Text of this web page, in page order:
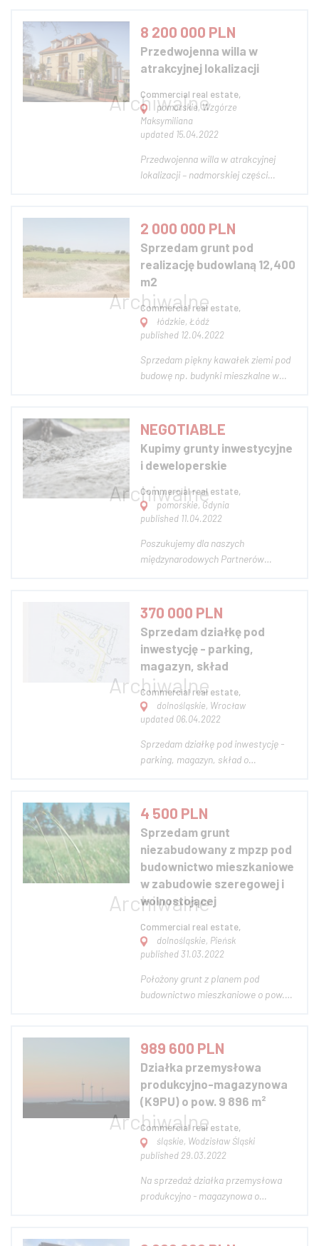
8 200 000 PLN
Przedwojenna willa w
atrakcyjnej lokalizacji
Commercial real estate,
pomorskie, Wzgórze
Maksymiliana
updated 15.04.2022
Przedwojenna willa w atrakcyjnej
lokalizacji – nadmorskiej części
z najbardziej prestiżowych dzielnic
miasta. Willa położona jest w
sąsiedztwie domów o niskiej
zabudowie, która dosk...
2 000 000 PLN
Sprzedam grunt pod
realizację budowlaną 12,400
m2
Commercial real estate,
łódzkie, Łódź
published 12.04.2022
Sprzedam piękny kawałek ziemi pod
budowę np. budynki mieszkalne w
Tuszyna koło Łodzi. W pobliżu CH
PTAK. Cała sieć sklepów w Tuszynie.
I tuż obok 2 stadniny koni. Zdjęcie
poglą...
NEGOTIABLE
Kupimy grunty inwestycyjne
i deweloperskie
Commercial real estate,
pomorskie, Gdynia
published 11.04.2022
Poszukujemy dla naszych
międzynarodowych Partnerów
PLANISTYKA: Preferowane są grunty
z miejscowym planem
zagospodarowania przestrzennego
(mpzp) lub warunkami zabudowy –
WZ. W przypadku ba...
370 000 PLN
Sprzedam działkę pod
inwestycję - parking,
magazyn, skład
Commercial real estate,
dolnośląskie, Wrocław
updated 06.04.2022
Sprzedam działkę pod inwestycję -
parking, magazyn, skład o
Nieruchomość przylega do osiedla
mieszkaniowego nie posiadającego
parkingu zewnętrznego. Wokół
działki powstają kolejn...
4 500 PLN
Sprzedam grunt
niezabudowany z mpzp pod
budownictwo mieszkaniowe
w zabudowie szeregowej i
wolnostojącej
Commercial real estate,
dolnośląskie, Pieńsk
published 31.03.2022
Położony grunt z planem pod
budownictwo mieszkaniowe o pow.
gdzie jest budowany nowy most na
rzece Nysa Łużycka. Teren jest
malowniczy w sąsiedztwie są
zabudowania jednorodzi...
989 600 PLN
Działka przemysłowa
produkcyjno-magazynowa
(K9PU) o pow. 9 896 m²
Commercial real estate,
śląskie, Wodzisław Śląski
published 29.03.2022
Na sprzedaż działka przemysłowa
produkcyjno - magazynowa o
produkcyjno - usługowe zajmują 70%